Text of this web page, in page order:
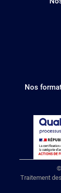
Nos
Traitement